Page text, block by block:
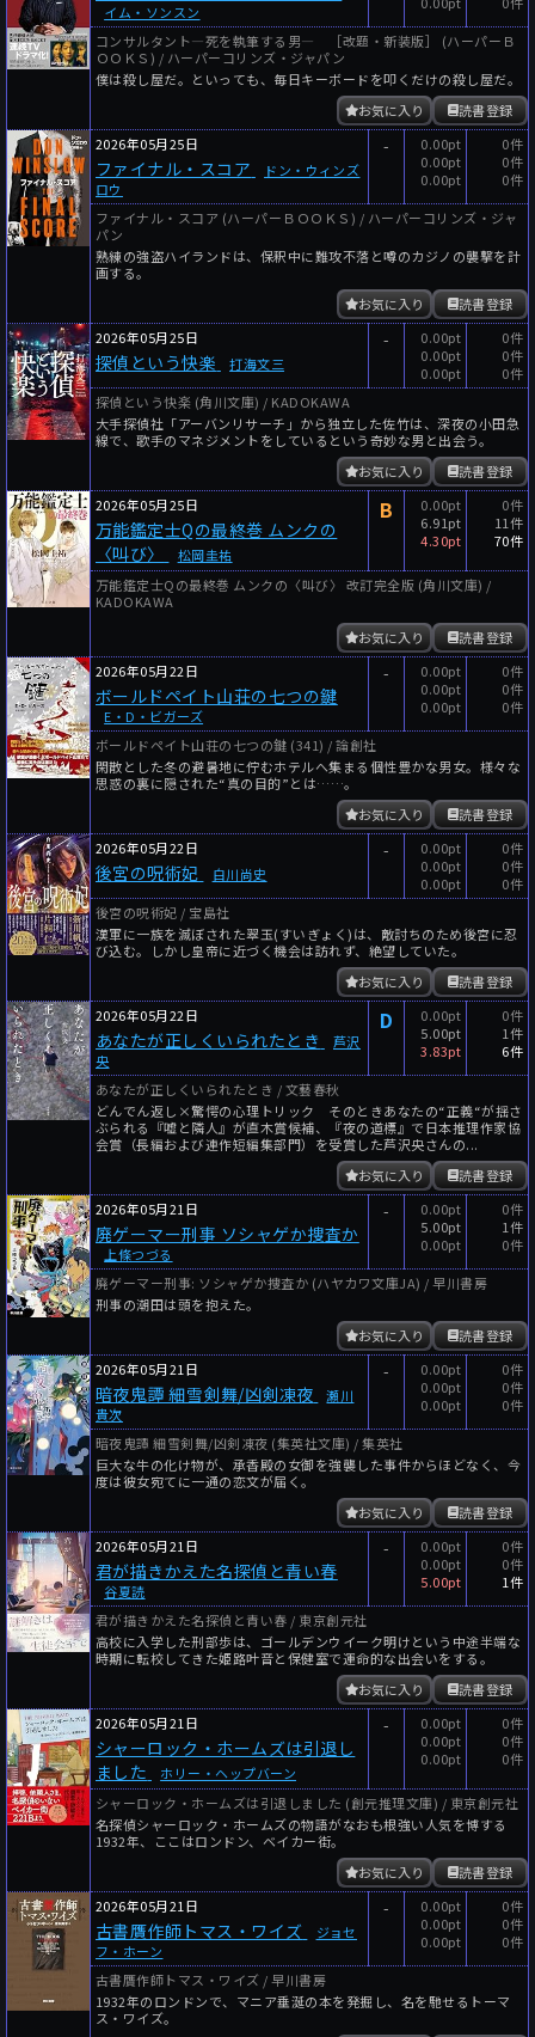
イム・ソンスン
コンサルタント―死を執筆する男― ［改題・新装版］ (ハーパーＢ
ＯＯＫＳ) / ハーパーコリンズ・ジャパン
僕は殺し屋だ。といっても、毎日キーボードを叩くだけの殺し屋だ。
読書登録
お気に入り
2026年05月25日
ファイナル・スコア
ドン・ウィンズ
ロウ
-
0.00pt
0.00pt
0.00pt
0件
0件
0件
ファイナル・スコア (ハーパーＢＯＯＫＳ) / ハーパーコリンズ・ジャ
パン
熟練の強盗ハイランドは、保釈中に難攻不落と噂のカジノの襲撃を計
画する。
読書登録
お気に入り
2026年05月25日
探偵という快楽 打海文三
-
0.00pt
0.00pt
0.00pt
0件
0件
0件
探偵という快楽 (角川文庫) / KADOKAWA
大手探偵社「アーバンリサーチ」から独立した佐竹は、深夜の小田急
線で、歌手のマネジメントをしているという奇妙な男と出会う。
読書登録
お気に入り
2026年05月25日
万能鑑定士Qの最終巻 ムンクの
〈叫び〉
松岡圭祐
B
0.00pt
6.91pt
4.30pt
0件
11件
70件
万能鑑定士Qの最終巻 ムンクの〈叫び〉 改訂完全版 (角川文庫) /
KADOKAWA
読書登録
お気に入り
2026年05月22日
ボールドペイト山荘の七つの鍵
E・D・ビガーズ
-
0.00pt
0.00pt
0.00pt
0件
0件
0件
ボールドペイト山荘の七つの鍵 (341) / 論創社
閑散とした冬の避暑地に佇むホテルへ集まる個性豊かな男女。様々な
思惑の裏に隠された“真の目的”とは……。
読書登録
お気に入り
2026年05月22日
後宮の呪術妃 白川尚史
-
0.00pt
0.00pt
0.00pt
0件
0件
0件
後宮の呪術妃 / 宝島社
漢軍に一族を滅ぼされた翠玉(すいぎょく)は、敵討ちのため後宮に忍
び込む。しかし皇帝に近づく機会は訪れず、絶望していた。
読書登録
お気に入り
2026年05月22日
あなたが正しくいられたとき
芦沢
央
D
0.00pt
5.00pt
3.83pt
0件
1件
6件
あなたが正しくいられたとき / 文藝春秋
どんでん返し×驚愕の心理トリック そのときあなたの“正義“が揺さ
ぶられる『嘘と隣人』が直木賞候補、『夜の道標』で日本推理作家協
会賞（長編および連作短編集部門）を受賞した芦沢央さんの...
読書登録
お気に入り
2026年05月21日
廃ゲーマー刑事 ソシャゲか捜査か
上條つづる
-
0.00pt
5.00pt
0.00pt
0件
1件
0件
廃ゲーマー刑事: ソシャゲか捜査か (ハヤカワ文庫JA) / 早川書房
刑事の潮田は頭を抱えた。
読書登録
お気に入り
2026年05月21日
暗夜鬼譚 細雪剣舞/凶剣凍夜
瀬川
貴次
-
0.00pt
0.00pt
0.00pt
0件
0件
0件
暗夜鬼譚 細雪剣舞/凶剣凍夜 (集英社文庫) / 集英社
巨大な牛の化け物が、承香殿の女御を強襲した事件からほどなく、今
度は彼女宛てに一通の恋文が届く。
読書登録
お気に入り
2026年05月21日
君が描きかえた名探偵と青い春
谷夏読
-
0.00pt
0.00pt
5.00pt
0件
0件
1件
君が描きかえた名探偵と青い春 / 東京創元社
高校に入学した刑部歩は、ゴールデンウイーク明けという中途半端な
時期に転校してきた姫路叶音と保健室で運命的な出会いをする。
読書登録
お気に入り
2026年05月21日
シャーロック・ホームズは引退し
ました
ホリー・ヘップバーン
-
0.00pt
0.00pt
0.00pt
0件
0件
0件
シャーロック・ホームズは引退しました (創元推理文庫) / 東京創元社
名探偵シャーロック・ホームズの物語がなおも根強い人気を博する
1932年、ここはロンドン、ベイカー街。
読書登録
お気に入り
2026年05月21日
古書贋作師トマス・ワイズ
ジョセ
フ・ホーン
-
0.00pt
0.00pt
0.00pt
0件
0件
0件
古書贋作師トマス・ワイズ / 早川書房
1932年のロンドンで、マニア垂涎の本を発掘し、名を馳せるトーマ
ス・ワイズ。